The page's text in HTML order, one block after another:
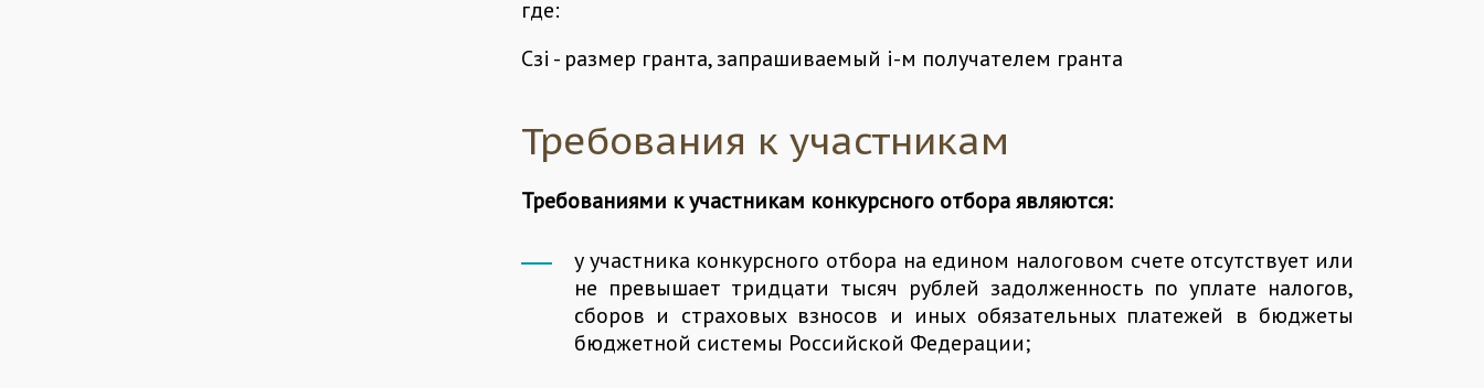
где:
Сзi - размер гранта, запрашиваемый i-м получателем гранта
Требования к участникам
Требованиями к участникам конкурсного отбора являются:
у участника конкурсного отбора на едином налоговом счете отсутствует или
не превышает тридцати тысяч рублей задолженность по уплате налогов,
сборов и страховых взносов и иных обязательных платежей в бюджеты
бюджетной системы Российской Федерации;